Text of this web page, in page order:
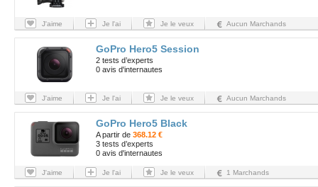
J'aime Je l'ai Je le veux Aucun Marchands
GoPro Hero5 Session
2 tests d’experts
0 avis d'internautes
J'aime Je l'ai Je le veux Aucun Marchands
GoPro Hero5 Black
A partir de 368.12 €
3 tests d’experts
0 avis d'internautes
J'aime Je l'ai Je le veux 1 Marchands